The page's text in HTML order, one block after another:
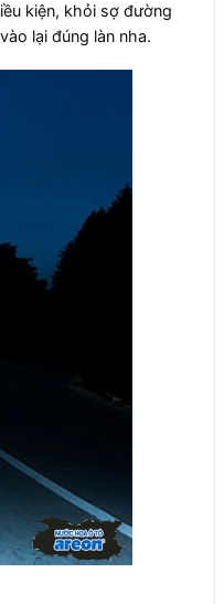
kiện, khỏi sợ đường
lại đúng làn nha.​